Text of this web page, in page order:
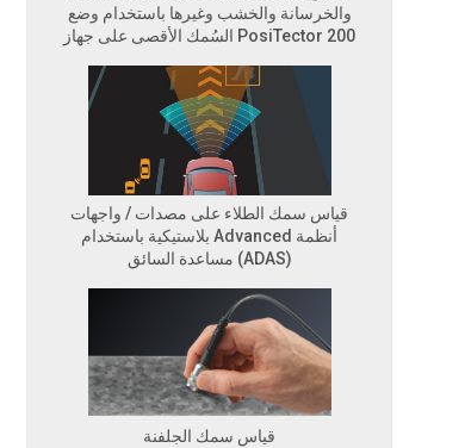
والخرسانة والخشب وغيرها باستخدام وضع
السُمك الأقصى على جهاز PosiTector 200
قياس سمك الطلاء على مصدات / واجهات
بلاستيكية باستخدام Advanced أنظمة
مساعدة السائق (ADAS)
قياس سمك الجلفنة